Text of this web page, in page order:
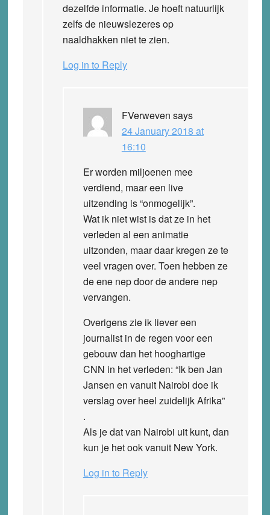
dezelfde informatie. Je hoeft natuurlijk
zelfs de nieuwslezeres op
naaldhakken niet te zien.
Log in to Reply
FVerweven says
24 January 2018 at
16:10
Er worden miljoenen mee
verdiend, maar een live
uitzending is “onmogelijk”.
Wat ik niet wist is dat ze in het
verleden al een animatie
uitzonden, maar daar kregen ze te
veel vragen over. Toen hebben ze
de ene nep door de andere nep
vervangen.
Overigens zie ik liever een
journalist in de regen voor een
gebouw dan het hooghartige
CNN in het verleden: “Ik ben Jan
Jansen en vanuit Nairobi doe ik
verslag over heel zuidelijk Afrika”
.
Als je dat van Nairobi uit kunt, dan
kun je het ook vanuit New York.
Log in to Reply